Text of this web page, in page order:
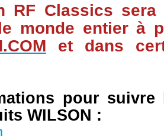
RF Classics
monde entier à
et dans
pour
WILSON :